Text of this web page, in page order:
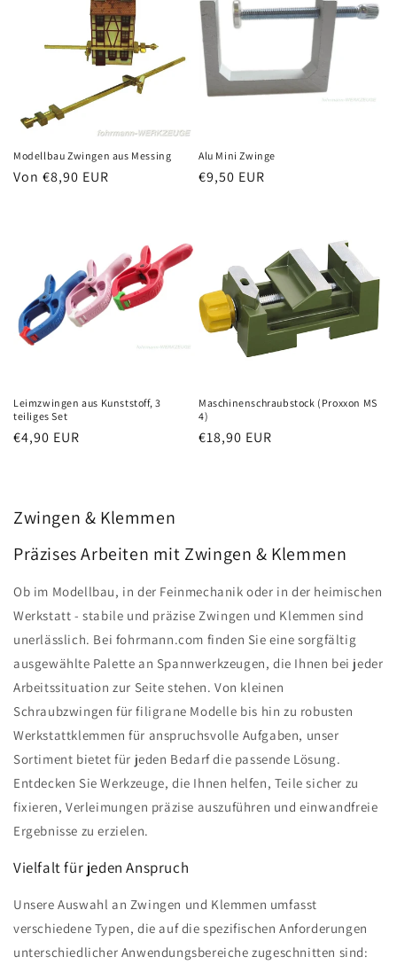
Modellbau Zwingen aus Messing
Normaler
Von €8,90 EUR
Alu Mini Zwinge
Normaler
€9,50 EUR
Leimzwingen aus Kunststoff, 3
teiliges Set
Normaler
€4,90 EUR
Maschinenschraubstock (Proxxon MS
4)
Normaler
€18,90 EUR
Zwingen & Klemmen
Präzises Arbeiten mit Zwingen & Klemmen
Ob im Modellbau, in der Feinmechanik oder in der heimischen
Werkstatt - stabile und präzise Zwingen und Klemmen sind
unerlässlich. Bei fohrmann.com finden Sie eine sorgfältig
ausgewählte Palette an Spannwerkzeugen, die Ihnen bei jeder
Arbeitssituation zur Seite stehen. Von kleinen
Schraubzwingen für filigrane Modelle bis hin zu robusten
Werkstattklemmen für anspruchsvolle Aufgaben, unser
Sortiment bietet für jeden Bedarf die passende Lösung.
Entdecken Sie Werkzeuge, die Ihnen helfen, Teile sicher zu
fixieren, Verleimungen präzise auszuführen und einwandfreie
Ergebnisse zu erzielen.
Vielfalt für jeden Anspruch
Unsere Auswahl an Zwingen und Klemmen umfasst
verschiedene Typen, die auf die spezifischen Anforderungen
unterschiedlicher Anwendungsbereiche zugeschnitten sind: